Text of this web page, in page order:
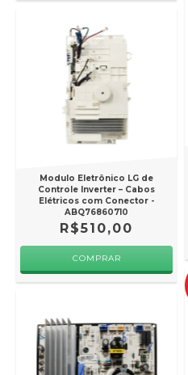
Modulo Eletrônico LG de
Controle Inverter – Cabos
Elétricos com Conector -
ABQ76860710
R$510,00